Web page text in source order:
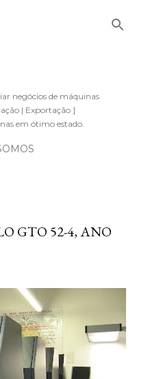
negócios de máquinas
| Exportação ]
em ótimo estado.
GTO 52-4, ANO